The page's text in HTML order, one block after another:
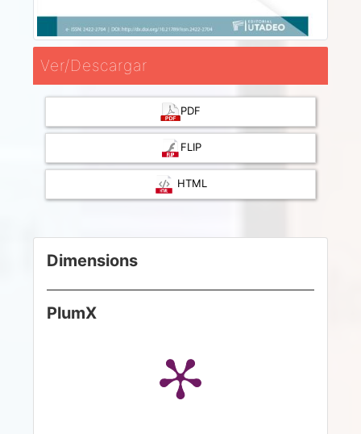
Ver/Descargar
PDF
FLIP
HTML
Dimensions
PlumX